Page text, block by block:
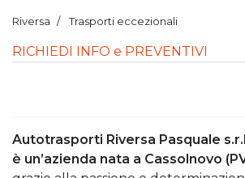
Riversa Trasporti eccezionali
RICHIEDI INFO e PREVENTIVI
Autotrasporti Riversa Pasquale
è un’azienda nata a Cassolnovo